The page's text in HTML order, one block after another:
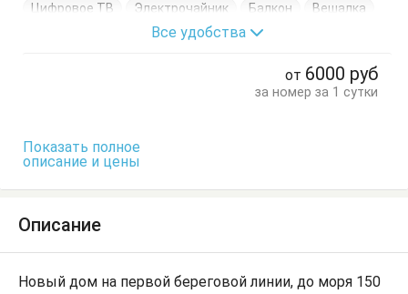
Цифровое ТВ
Электрочайник Балкон
Вешалка
Кровать двуспальная
Все удобства
от 6000 руб
за номер за 1 сутки
Показать полное
описание и цены
Описание
Новый дом на первой береговой линии, до моря 150